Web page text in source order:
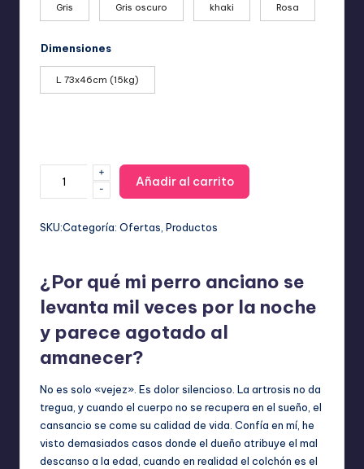
14,99 €
hasta
Gris Gris oscuro khaki Rosa
Dimensiones
L 73x46cm (15kg)
Ortopédica
Alivio
Máximo
Confort
cantidad
-
+
Añadir al carrito
SKU:Categoría: Ofertas Productos
¿Por qué mi perro anciano se
levanta mil veces por la noche
y parece agotado al
amanecer?
No es solo «vejez». Es dolor silencioso. La artrosis no da
tregua, y cuando el cuerpo no se recupera en el sueño, el
cansancio se come su calidad de vida. Confía en mí, he
visto demasiados casos donde el dueño atribuye el mal
descanso a la edad, cuando en realidad el colchón es el